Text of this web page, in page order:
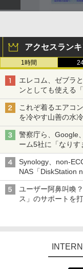
アクセスラン
1時間
エレコム、ゼブラ
ンとしても使える
も、持ち替えずに
これぞ着るエアコ
を冷やす山善の水
ち・ざ・ろーど！
警察庁ら、Google
ーム5社に「なり
真や映像を使った
Synology、non-
NAS「DiskStation
ECCメモリへのア
ユーザー阿鼻叫喚
ス」のサポートを